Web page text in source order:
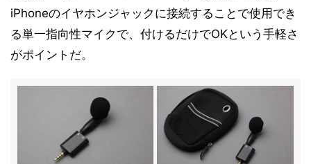
iPhoneのイヤホンジャックに接続することで使用でき
る単一指向性マイクで、付けるだけでOKという手軽さ
がポイントだ。